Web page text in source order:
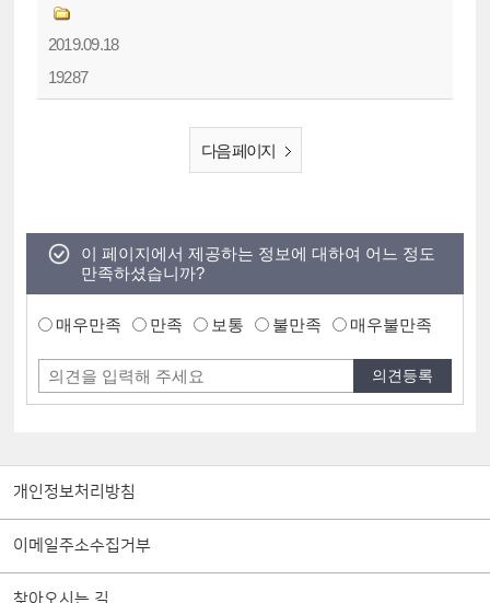
2019.09.18
19287
다음 페이지
이 페이지에서 제공하는 정보에 대하여 어느 정도
만족하셨습니까?
매우만족 만족 보통 불만족 매우불만족
개인정보처리방침
이메일주소수집거부